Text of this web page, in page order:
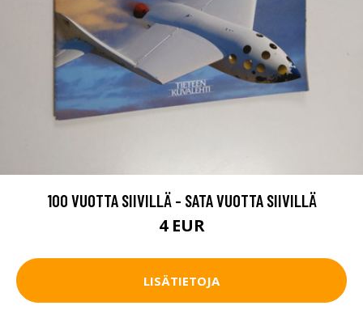
100 VUOTTA SIIVILLÄ - SATA VUOTTA SIIVILLÄ
4 EUR
LISÄTIETOJA